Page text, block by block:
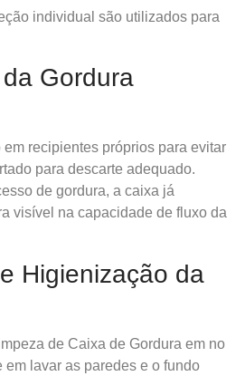
individual são utilizados para
Gordura
recipientes próprios para evitar
para descarte adequado.
de gordura, a caixa já
visível na capacidade de fluxo da
Higienização da
de Caixa de Gordura em no
lavar as paredes e o fundo